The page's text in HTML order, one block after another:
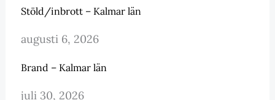
Stöld/inbrott – Kalmar län
augusti 6, 2026
Brand – Kalmar län
juli 30, 2026